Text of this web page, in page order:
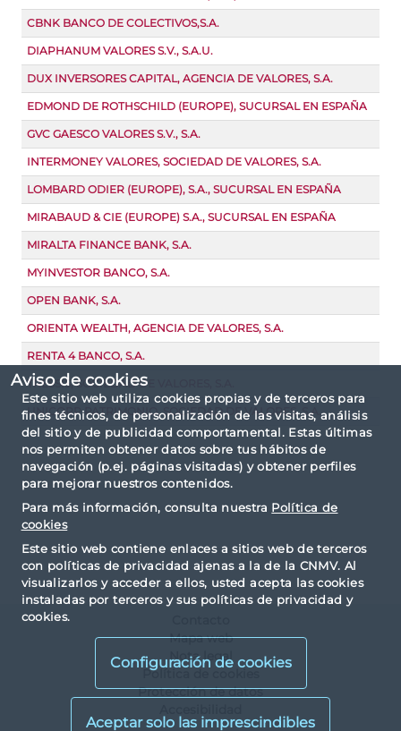
Aviso de cookies
Este sitio web utiliza cookies propias y de terceros para
fines técnicos, de personalización de las visitas, análisis
del sitio y de publicidad comportamental. Estas últimas
nos permiten obtener datos sobre tus hábitos de
navegación (p.ej. páginas visitadas) y obtener perfiles
para mejorar nuestros contenidos.
Para más información, consulta nuestra Política de
cookies
Este sitio web contiene enlaces a sitios web de terceros
con políticas de privacidad ajenas a la de la CNMV. Al
visualizarlos y acceder a ellos, usted acepta las cookies
instaladas por terceros y sus políticas de privacidad y
cookies.
Configuración de cookies
CBNK BANCO DE COLECTIVOS,S.A.
DIAPHANUM VALORES S.V., S.A.U.
DUX INVERSORES CAPITAL, AGENCIA DE VALORES, S.A.
EDMOND DE ROTHSCHILD (EUROPE), SUCURSAL EN ESPAÑA
GVC GAESCO VALORES S.V., S.A.
INTERMONEY VALORES, SOCIEDAD DE VALORES, S.A.
LOMBARD ODIER (EUROPE), S.A., SUCURSAL EN ESPAÑA
MIRABAUD & CIE (EUROPE) S.A., SUCURSAL EN ESPAÑA
MIRALTA FINANCE BANK, S.A.
MYINVESTOR BANCO, S.A.
OPEN BANK, S.A.
ORIENTA WEALTH, AGENCIA DE VALORES, S.A.
RENTA 4 BANCO, S.A.
TRESSIS, SOCIEDAD DE VALORES, S.A.
UNICORP PATRIMONIO, SOCIEDAD DE VALORES, S.A.
Mapa web
Nota legal
Política de cookies
Protección de datos